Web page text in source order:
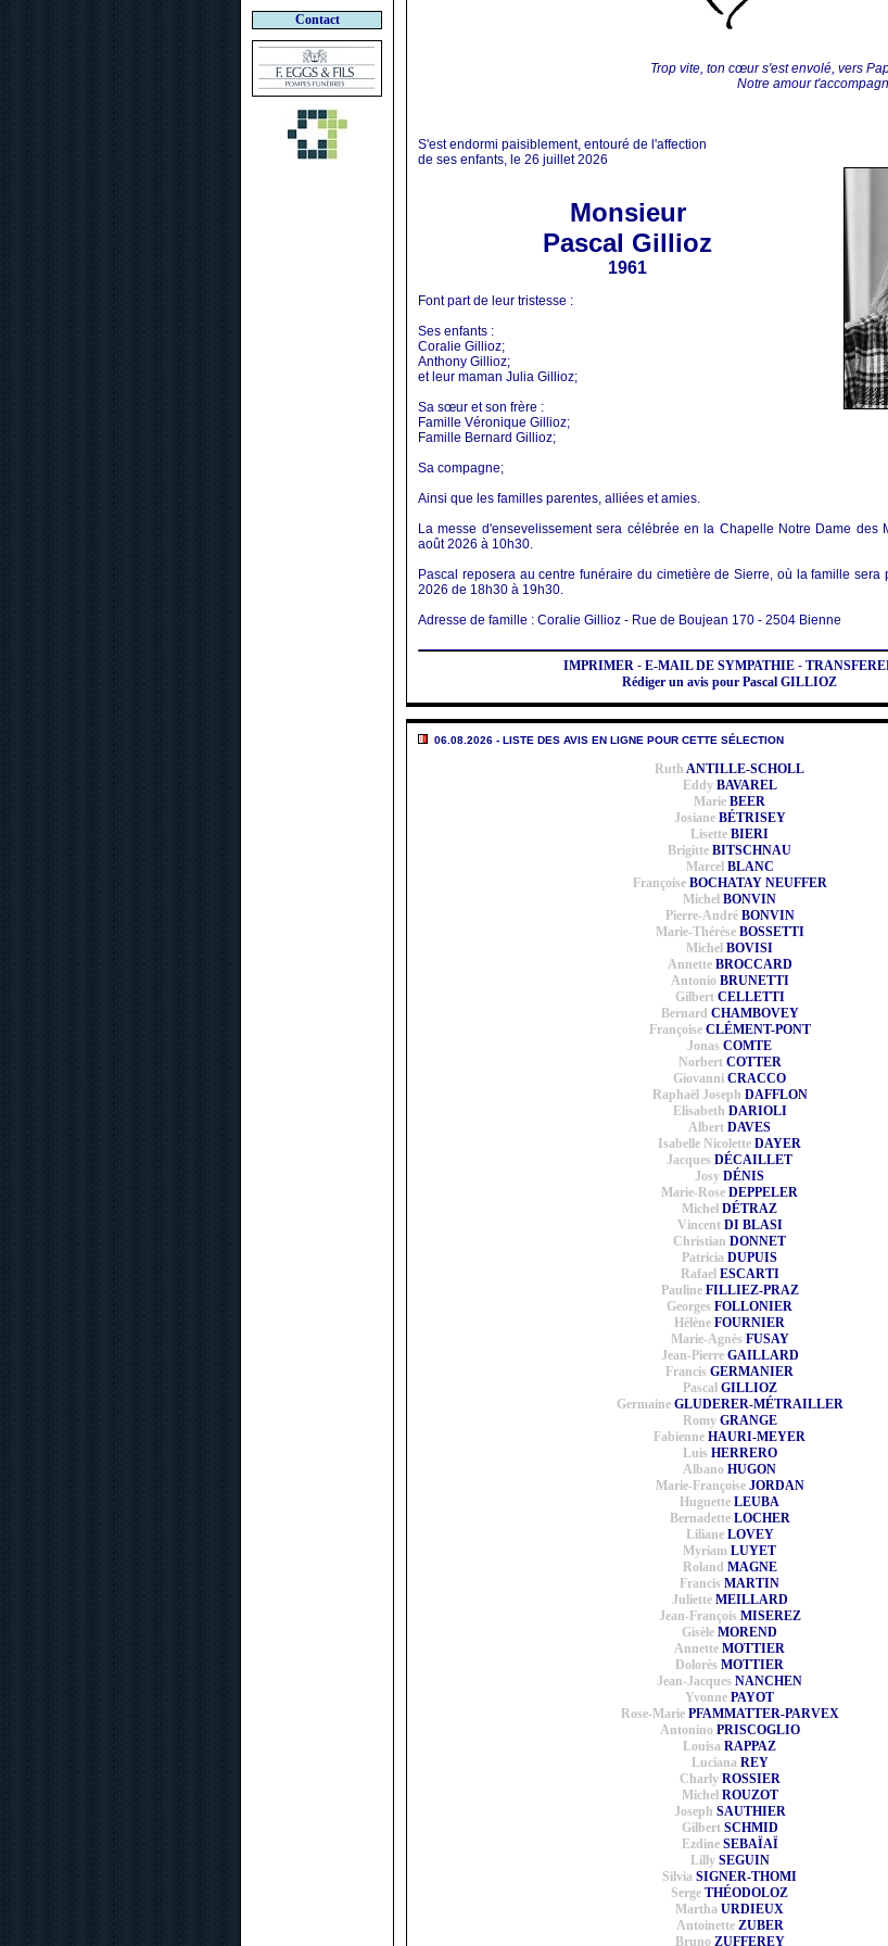
Contact
Trop vite, ton cœur s'est envolé, vers
Notre amour
S'est endormi paisiblement, entouré de l'affection
de ses enfants, le 26 juillet 2026
Monsieur
Pascal Gillioz
1961
Font part de leur tristesse :
Ses enfants :
Coralie Gillioz;
Anthony Gillioz;
et leur maman Julia Gillioz;
Sa sœur et son frère :
Famille Véronique Gillioz;
Famille Bernard Gillioz;
Sa compagne;
Ainsi que les familles parentes, alliées et amies.
La messe d'ensevelissement sera célébrée en la Chapelle Notre Dame des
août 2026 à 10h30.
Pascal reposera au centre funéraire du cimetière de Sierre, où la famille sera
2026 de 18h30 à 19h30.
Adresse de famille : Coralie Gillioz - Rue de Boujean 170 - 2504 Bienne
IMPRIMER - E-MAIL DE SYMPATHIE -
Rédiger un avis pour Pascal GILLIOZ
06.08.2026 - LISTE DES AVIS EN LIGNE POUR CETTE SÉLECTION
Ruth ANTILLE-SCHOLL
EddyBAVAREL
Marie BEER
JosianeBÉTRISEY
Lisette BIERI
Brigitte BITSCHNAU
Marcel BLANC
FrançoiseBOCHATAY NEUFFER
Michel BONVIN
Pierre-AndréBONVIN
Marie-ThérèseBOSSETTI
Michel BOVISI
AnnetteBROCCARD
AntonioBRUNETTI
GilbertCELLETTI
Bernard CHAMBOVEY
FrançoiseCLÉMENT-PONT
Jonas COMTE
NorbertCOTTER
Giovanni CRACCO
Raphaël Joseph DAFFLON
Elisabeth DARIOLI
Albert DAVES
Isabelle Nicolette DAYER
Jacques DÉCAILLET
Josy DÉNIS
Marie-Rose DEPPELER
Michel DÉTRAZ
VincentDI BLASI
Christian DONNET
Patricia DUPUIS
Rafael ESCARTI
PaulineFILLIEZ-PRAZ
Georges FOLLONIER
Hélène FOURNIER
Marie-Agnès FUSAY
Jean-PierreGAILLARD
Francis GERMANIER
Pascal GILLIOZ
GermaineGLUDERER-MÉTRAILLER
RomyGRANGE
Fabienne HAURI-MEYER
Luis HERRERO
Albano HUGON
Marie-FrançoiseJORDAN
Huguette LEUBA
BernadetteLOCHER
LilianeLOVEY
Myriam LUYET
Roland MAGNE
Francis MARTIN
JulietteMEILLARD
Jean-François MISEREZ
Gisèle MOREND
Annette MOTTIER
Dolorès MOTTIER
Jean-Jacques NANCHEN
Yvonne PAYOT
Rose-MariePFAMMATTER-PARVEX
AntoninoPRISCOGLIO
Louisa RAPPAZ
LucianaREY
CharlyROSSIER
Michel ROUZOT
Joseph SAUTHIER
GilbertSCHMID
EzdineSEBAÏAÏ
LillySEGUIN
Silvia SIGNER-THOMI
Serge THÉODOLOZ
Martha URDIEUX
AntoinetteZUBER
BrunoZUFFEREY